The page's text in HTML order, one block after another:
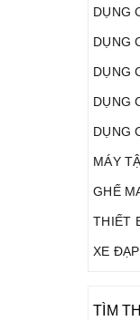
DỤNG
DỤNG
DỤNG
DỤNG
DỤNG
MÁY
GHẾ
THIẾT
XE
TÌM